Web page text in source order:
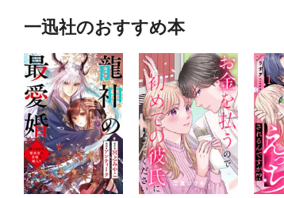
一迅社のおすすめ本